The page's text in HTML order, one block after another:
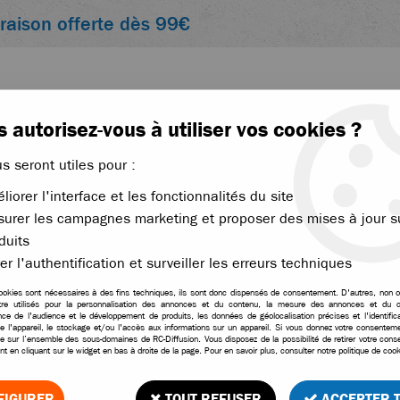
offerte dès 99€
ACCESSOIRES ÉLECTRONIQUE
RC, PIÈCES ET
et accessoires. Retrouvez des modèles
évoluer votre véhicule télécommandé.
autorisez-vous à utiliser vos cookies ?
seront utiles pour :
l'interface et les fonctionnalités du site
les campagnes marketing et proposer des mises à jour
l'authentification et surveiller les erreurs techniques
sont nécessaires à des fins techniques, ils sont donc dispensés de consentement. D'autres, non
utilisés pour la personnalisation des annonces et du contenu, la mesure des annonces et du
de l'audience et le développement de produits, les données de géolocalisation précises et
l'appareil, le stockage et/ou l'accès aux informations sur un appareil. Si vous donnez votre
sur l’ensemble des sous-domaines de RC-Diffusion. Vous disposez de la possibilité de retirer votre
en cliquant sur le widget en bas à droite de la page. Pour en savoir plus, consulter notre politique de